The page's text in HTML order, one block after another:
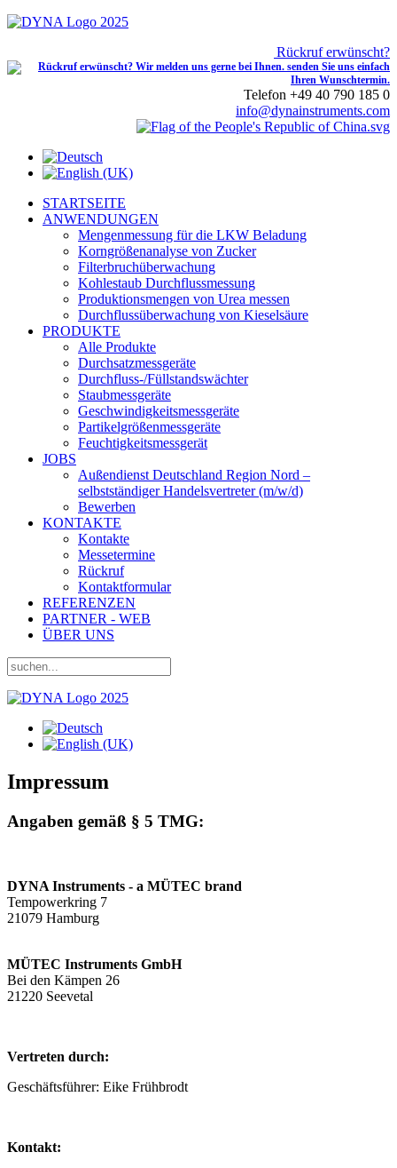
Rückruf erwünscht?
Telefon +49 40 790 185 0
info@dynainstruments.com
STARTSEITE
ANWENDUNGEN
Mengenmessung für die LKW Beladung
Korngrößenanalyse von Zucker
Filterbruchüberwachung
Kohlestaub Durchflussmessung
Produktionsmengen von Urea messen
Durchflussüberwachung von Kieselsäure
PRODUKTE
Alle Produkte
Durchsatzmessgeräte
Durchfluss-/Füllstandswächter
Staubmessgeräte
Geschwindigkeitsmessgeräte
Partikelgrößenmessgeräte
Feuchtigkeitsmessgerät
JOBS
Außendienst Deutschland Region Nord –
selbstständiger Handelsvertreter (m/w/d)
Bewerben
KONTAKTE
Kontakte
Messetermine
Rückruf
Kontaktformular
REFERENZEN
PARTNER - WEB
ÜBER UNS
Impressum
Angaben gemäß § 5 TMG:
DYNA Instruments - a MÜTEC brand
Tempowerkring 7
21079 Hamburg
MÜTEC Instruments GmbH
Bei den Kämpen 26
21220 Seevetal
Vertreten durch:
Geschäftsführer: Eike Frühbrodt
Kontakt: